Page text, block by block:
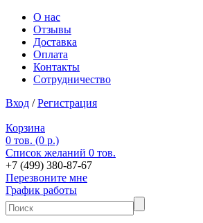
О нас
Отзывы
Доставка
Оплата
Контакты
Сотрудничество
Вход /Регистрация
Корзина
0 тов. (0 р.)
Список желаний 0 тов.
+7 (499) 380-87-67
Перезвоните мне
График работы